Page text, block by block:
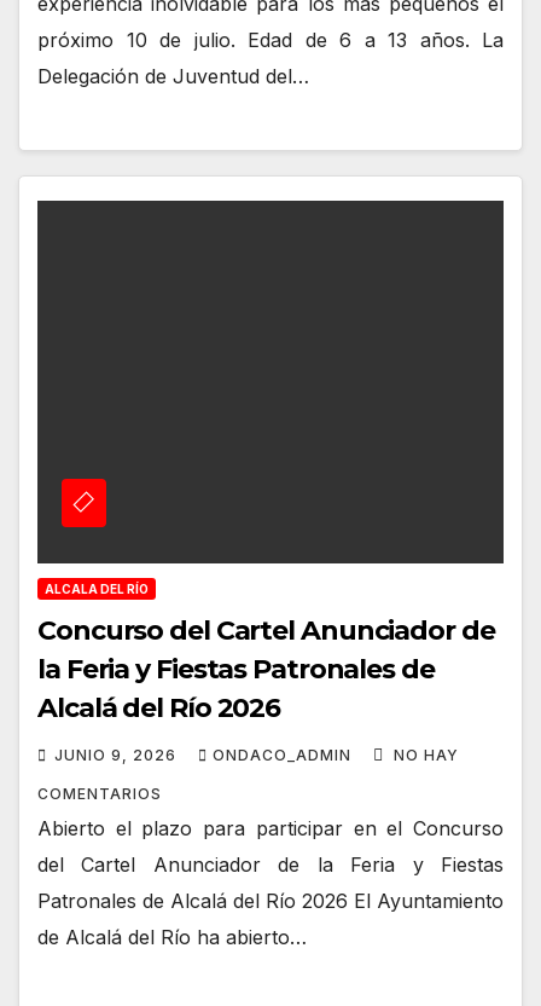
próximo 10 de julio. Edad de 6 a 13 años. La
Delegación de Juventud del…
ALCALA DEL RÍO
Concurso del Cartel Anunciador de
la Feria y Fiestas Patronales de
Alcalá del Río 2026
JUNIO 9, 2026 ONDACO_ADMIN NO HAY
COMENTARIOS
Abierto el plazo para participar en el Concurso
del Cartel Anunciador de la Feria y Fiestas
Patronales de Alcalá del Río 2026 El Ayuntamiento
de Alcalá del Río ha abierto…